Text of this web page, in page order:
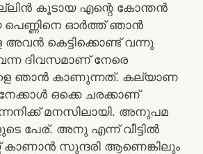
കൂടായ എന്റെ കോന്തന്‍
പെണ്ണിനെ ഓര്‍ത്ത് ഞാന്‍
അവന്‍ കെട്ടിക്കൊണ്ട് വന്നു
വന്ന ദിവസമാണ് നേരെ
ഞാന്‍ കാണുന്നത്. കല്യാണ
ഒക്കെ ചരക്കാണ്‌
മനസിലായി. അനുപമ
പേര്. അനു എന്ന് വീട്ടില്‍
കാണാന്‍ സുന്ദരി ആണെങ്കിലും